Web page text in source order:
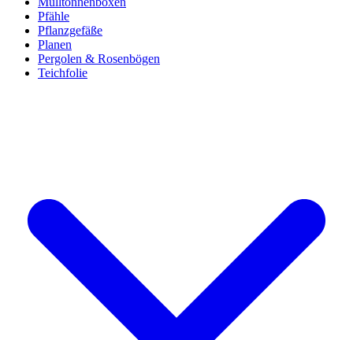
Pfähle
Pflanzgefäße
Planen
Pergolen & Rosenbögen
Teichfolie